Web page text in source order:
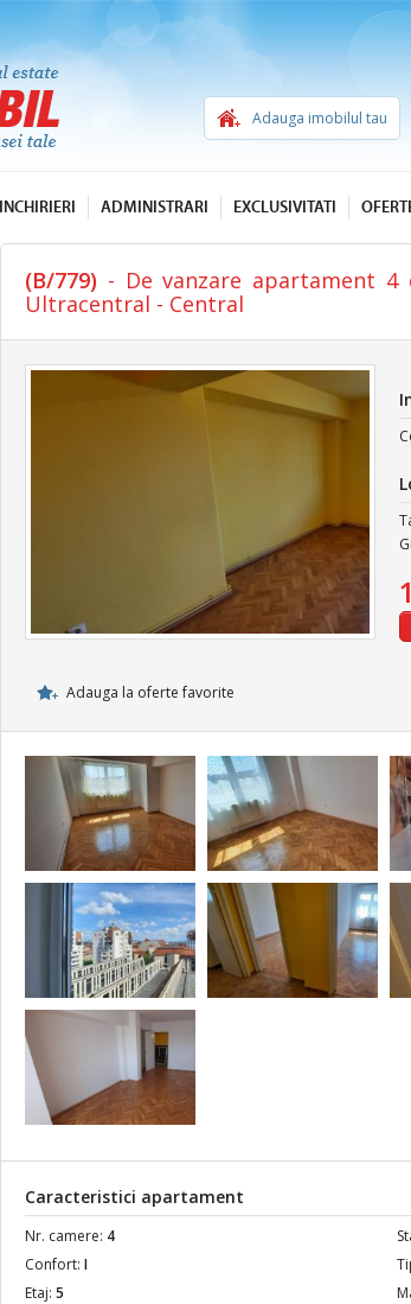
Adauga imobilul tau
INCHIRIERI ADMINISTRARI EXCLUSIVITATI
(B/779) - De vanzare apartament
Ultracentral - Central
Adauga la oferte favorite
Caracteristici apartament
Nr. camere: 4
Confort: I
Etaj: 5